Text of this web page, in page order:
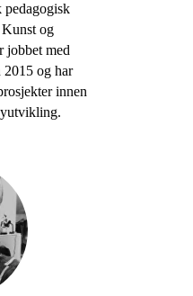
pedagogisk
og
jobbet med
2015 og har
innen